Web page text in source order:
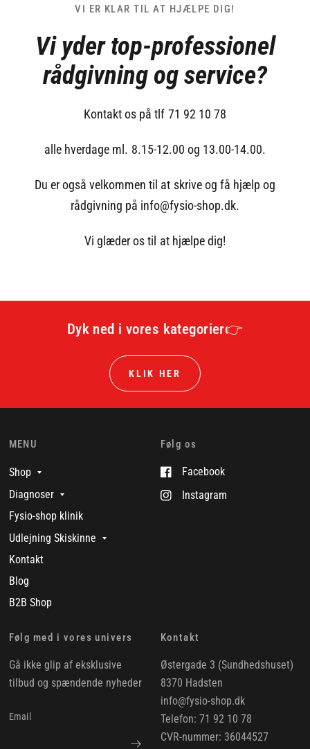
VI ER KLAR TIL AT HJÆLPE DIG!
Vi yder top-professionel
rådgivning og service?
Kontakt os på tlf 71 92 10 78
alle hverdage ml. 8.15-12.00 og 13.00-14.00.
Du er også velkommen til at skrive og få hjælp og
rådgivning på info@fysio-shop.dk.
Vi glæder os til at hjælpe dig!
Dyk ned i vores kategorier👉
KLIK HER
MENU
Shop
Diagnoser
Fysio-shop klinik
Udlejning Skiskinne
Kontakt
Blog
B2B Shop
Følg os
Facebook
Instagram
Følg med i vores univers
Gå ikke glip af eksklusive
tilbud og spændende nyheder
Email
Kontakt
Østergade 3 (Sundhedshuset)
8370 Hadsten
info@fysio-shop.dk
Telefon: 71 92 10 78
CVR-nummer: 36044527